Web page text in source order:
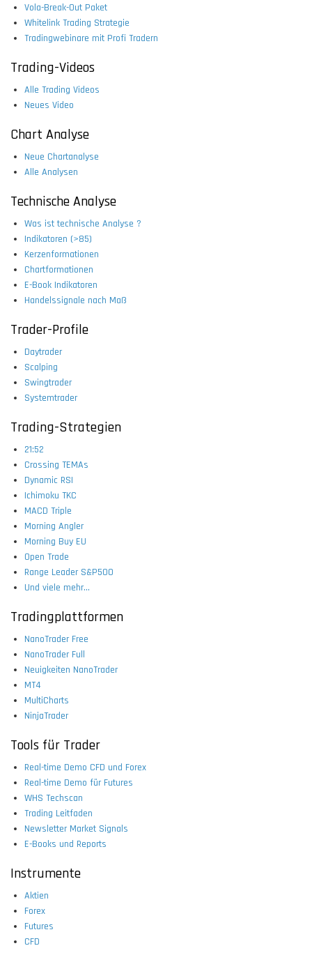
Vola-Break-Out Paket
Whitelink Trading Strategie
Tradingwebinare mit Profi Tradern
Trading-Videos
Alle Trading Videos
Neues Video
Chart Analyse
Neue Chartanalyse
Alle Analysen
Technische Analyse
Was ist technische Analyse ?
Indikatoren (>85)
Kerzenformationen
Chartformationen
E-Book Indikatoren
Handelssignale nach Maß
Trader-Profile
Daytrader
Scalping
Swingtrader
Systemtrader
Trading-Strategien
21:52
Crossing TEMAs
Dynamic RSI
Ichimoku TKC
MACD Triple
Morning Angler
Morning Buy EU
Open Trade
Range Leader S&P500
Und viele mehr...
Tradingplattformen
NanoTrader Free
NanoTrader Full
Neuigkeiten NanoTrader
MT4
MultiCharts
NinjaTrader
Tools für Trader
Real-time Demo CFD und Forex
Real-time Demo für Futures
WHS Techscan
Trading Leitfaden
Newsletter Market Signals
E-Books und Reports
Instrumente
Aktien
Forex
Futures
CFD